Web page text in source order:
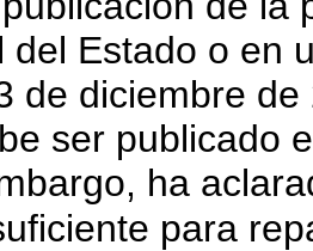
del Estado o en
de diciembre
ser publicado
ha
para